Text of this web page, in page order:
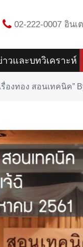
02-222-0007 อินเ
าวและบทวิเคราะห์
รื่องทอง สอนเทคนิค”